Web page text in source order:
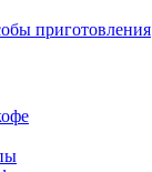
приготовления